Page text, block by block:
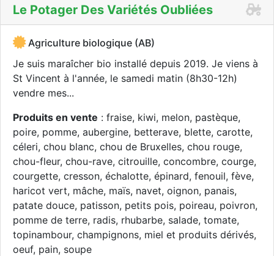
Le Potager Des Variétés Oubliées
Agriculture biologique (AB)
Je suis maraîcher bio installé depuis 2019. Je viens à
St Vincent à l'année, le samedi matin (8h30-12h)
vendre mes...
Produits en vente : fraise, kiwi, melon, pastèque,
poire, pomme, aubergine, betterave, blette, carotte,
céleri, chou blanc, chou de Bruxelles, chou rouge,
chou-fleur, chou-rave, citrouille, concombre, courge,
courgette, cresson, échalotte, épinard, fenouil, fève,
haricot vert, mâche, maïs, navet, oignon, panais,
patate douce, patisson, petits pois, poireau, poivron,
pomme de terre, radis, rhubarbe, salade, tomate,
topinambour, champignons, miel et produits dérivés,
oeuf, pain, soupe